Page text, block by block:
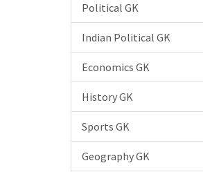
Political GK
Indian Political GK
Economics GK
History GK
Sports GK
Geography GK